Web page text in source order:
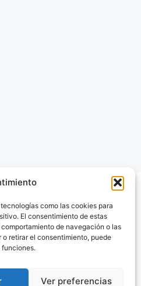
como las cookies para
El consentimiento de estas
de navegación o las
retirar el consentimiento, puede
Ver preferencias